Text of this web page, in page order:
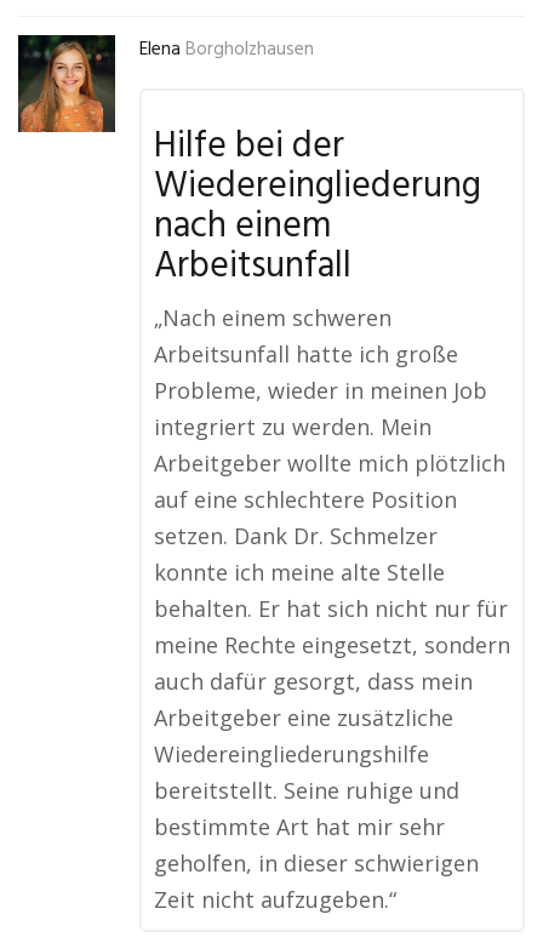
Elena Borgholzhausen
Hilfe bei der
Wiedereingliederung
nach einem
Arbeitsunfall
„Nach einem schweren
Arbeitsunfall hatte ich große
Probleme, wieder in meinen Job
integriert zu werden. Mein
Arbeitgeber wollte mich plötzlich
auf eine schlechtere Position
setzen. Dank Dr. Schmelzer
konnte ich meine alte Stelle
behalten. Er hat sich nicht nur für
meine Rechte eingesetzt, sondern
auch dafür gesorgt, dass mein
Arbeitgeber eine zusätzliche
Wiedereingliederungshilfe
bereitstellt. Seine ruhige und
bestimmte Art hat mir sehr
geholfen, in dieser schwierigen
Zeit nicht aufzugeben.“